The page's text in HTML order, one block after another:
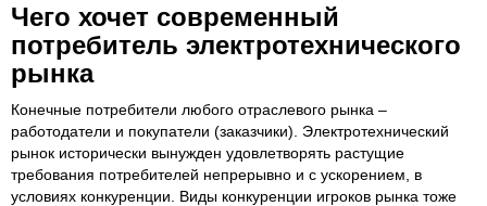
Чего хочет современный
потребитель электротехнического
рынка
Конечные потребители любого отраслевого рынка –
работодатели и покупатели (заказчики). Электротехнический
рынок исторически вынужден удовлетворять растущие
требования потребителей непрерывно и с ускорением, в
условиях конкуренции. Виды конкуренции игроков рынка тоже